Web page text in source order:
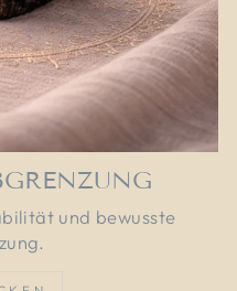
und bewusste